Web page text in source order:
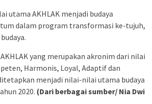
utama AKHLAK menjadi budaya
dalam program transformasi ke-tujuh,
yang merupakan akronim dari nilai
Harmonis, Loyal, Adaptif dan
menjadi nilai-nilai utama budaya
2020. (Dari berbagai sumber/ Nia Dwi